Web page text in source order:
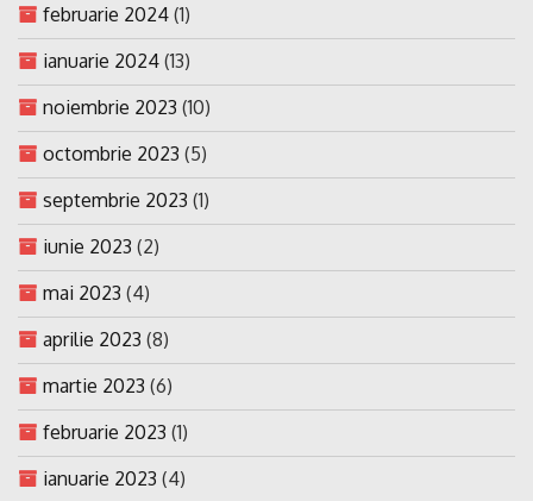
februarie 2024 (1)
ianuarie 2024 (13)
noiembrie 2023 (10)
octombrie 2023 (5)
septembrie 2023 (1)
iunie 2023 (2)
mai 2023 (4)
aprilie 2023 (8)
martie 2023 (6)
februarie 2023 (1)
ianuarie 2023 (4)